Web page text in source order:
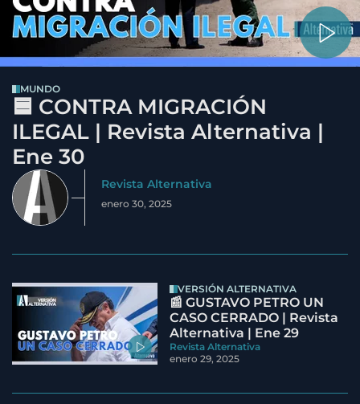
MUNDO
🟦 CONTRA MIGRACIÓN
ILEGAL | Revista Alternativa |
Ene 30
Revista Alternativa
enero 30, 2025
VERSIÓN ALTERNATIVA
📰 GUSTAVO PETRO UN
CASO CERRADO | Revista
Alternativa | Ene 29
Revista Alternativa
enero 29, 2025